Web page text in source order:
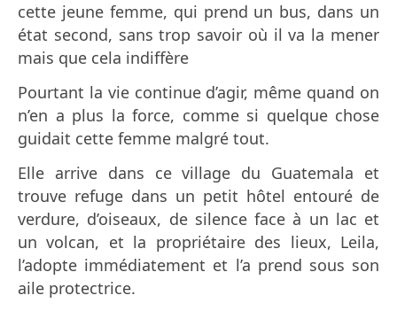
cette jeune femme, qui prend un bus, dans un
état second, sans trop savoir où il va la mener
mais que cela indiffère
Pourtant la vie continue d’agir, même quand on
n’en a plus la force, comme si quelque chose
guidait cette femme malgré tout.
Elle arrive dans ce village du Guatemala et
trouve refuge dans un petit hôtel entouré de
verdure, d’oiseaux, de silence face à un lac et
un volcan, et la propriétaire des lieux, Leila,
l’adopte immédiatement et l’a prend sous son
aile protectrice.